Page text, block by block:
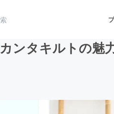
カンタキルトの魅